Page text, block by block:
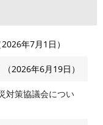
2026年7月1日
2026年6月19日
対策協議会につい